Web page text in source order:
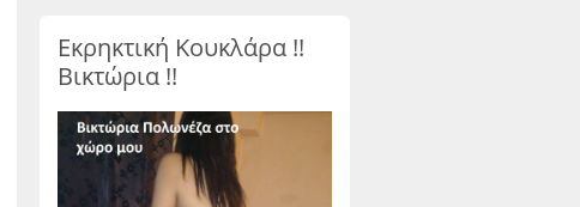
Εκρηκτική Κουκλάρα !!
Βικτώρια !!